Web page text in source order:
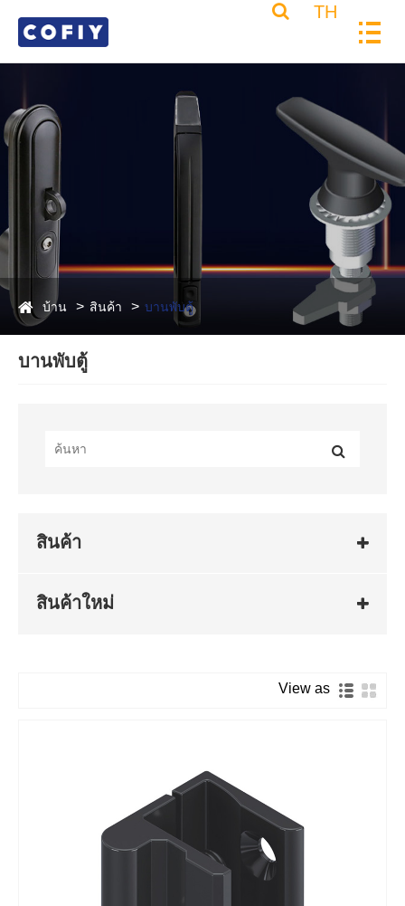
TH
บ้าน สินค้า บานพับตู้
บานพับตู้
สินค้า
สินค้าใหม่
View as